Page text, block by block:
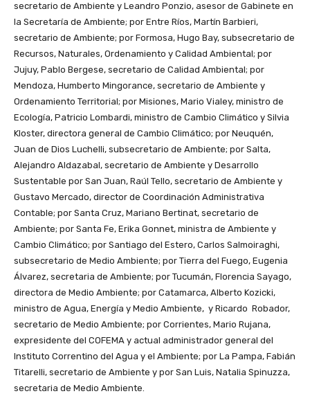
secretario de Ambiente y Leandro Ponzio, asesor de Gabinete en
la Secretaría de Ambiente; por Entre Ríos, Martín Barbieri,
secretario de Ambiente; por Formosa, Hugo Bay, subsecretario de
Recursos, Naturales, Ordenamiento y Calidad Ambiental; por
Jujuy, Pablo Bergese, secretario de Calidad Ambiental; por
Mendoza, Humberto Mingorance, secretario de Ambiente y
Ordenamiento Territorial; por Misiones, Mario Vialey, ministro de
Ecología, Patricio Lombardi, ministro de Cambio Climático y Silvia
Kloster, directora general de Cambio Climático; por Neuquén,
Juan de Dios Luchelli, subsecretario de Ambiente; por Salta,
Alejandro Aldazabal, secretario de Ambiente y Desarrollo
Sustentable por San Juan, Raúl Tello, secretario de Ambiente y
Gustavo Mercado, director de Coordinación Administrativa
Contable; por Santa Cruz, Mariano Bertinat, secretario de
Ambiente; por Santa Fe, Erika Gonnet, ministra de Ambiente y
Cambio Climático; por Santiago del Estero, Carlos Salmoiraghi,
subsecretario de Medio Ambiente; por Tierra del Fuego, Eugenia
Álvarez, secretaria de Ambiente; por Tucumán, Florencia Sayago,
directora de Medio Ambiente; por Catamarca, Alberto Kozicki,
ministro de Agua, Energía y Medio Ambiente, y Ricardo Robador,
secretario de Medio Ambiente; por Corrientes, Mario Rujana,
expresidente del COFEMA y actual administrador general del
Instituto Correntino del Agua y el Ambiente; por La Pampa, Fabián
Titarelli, secretario de Ambiente y por San Luis, Natalia Spinuzza,
secretaria de Medio Ambiente.